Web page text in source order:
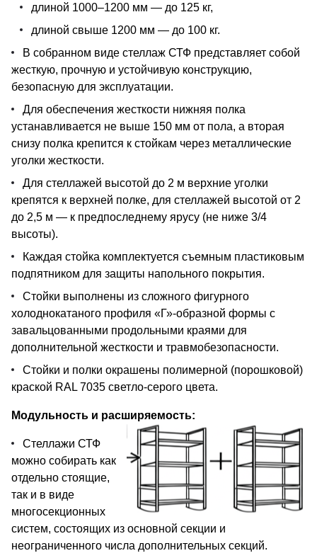
длиной 1000–1200 мм — до 125 кг,
длиной свыше 1200 мм — до 100 кг.
В собранном виде стеллаж СТФ представляет собой
жесткую, прочную и устойчивую конструкцию,
безопасную для эксплуатации.
Для обеспечения жесткости нижняя полка
устанавливается не выше 150 мм от пола, а вторая
снизу полка крепится к стойкам через металлические
уголки жесткости.
Для стеллажей высотой до 2 м верхние уголки
крепятся к верхней полке, для стеллажей высотой от 2
до 2,5 м — к предпоследнему ярусу (не ниже 3/4
высоты).
Каждая стойка комплектуется съемным пластиковым
подпятником для защиты напольного покрытия.
Стойки выполнены из сложного фигурного
холоднокатаного профиля «Г»-образной формы с
завальцованными продольными краями для
дополнительной жесткости и травмобезопасности.
Стойки и полки окрашены полимерной (порошковой)
краской RAL 7035 светло-серого цвета.
Модульность и расширяемость:
Стеллажи СТФ
можно собирать как
отдельно стоящие,
так и в виде
многосекционных
систем, состоящих из основной секции и
неограниченного числа дополнительных секций.